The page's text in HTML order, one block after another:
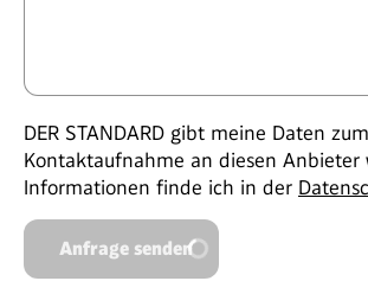
DER STANDARD gibt meine Daten
Kontaktaufnahme an diesen Anbieter
Informationen finde ich in der
Anfrage senden